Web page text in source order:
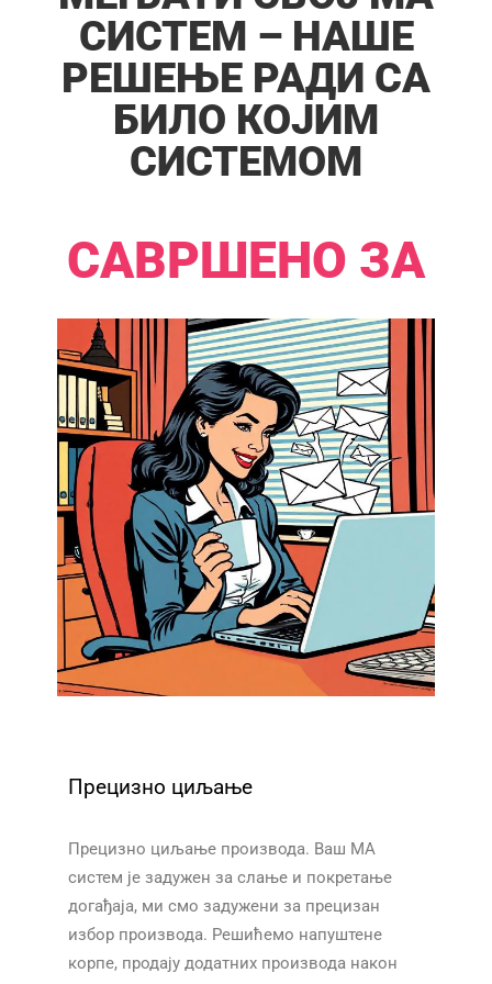
СИСТЕМ – НАШЕ
РЕШЕЊЕ РАДИ СА
БИЛО КОЈИМ
СИСТЕМОМ​​
САВРШЕНО ЗА​​
Прецизно циљање
Прецизно циљање производа. Ваш МА
систем је задужен за слање и покретање
догађаја, ми смо задужени за прецизан
избор производа. Решићемо напуштене
корпе, продају додатних производа након